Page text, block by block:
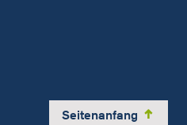
Seitenanfang y